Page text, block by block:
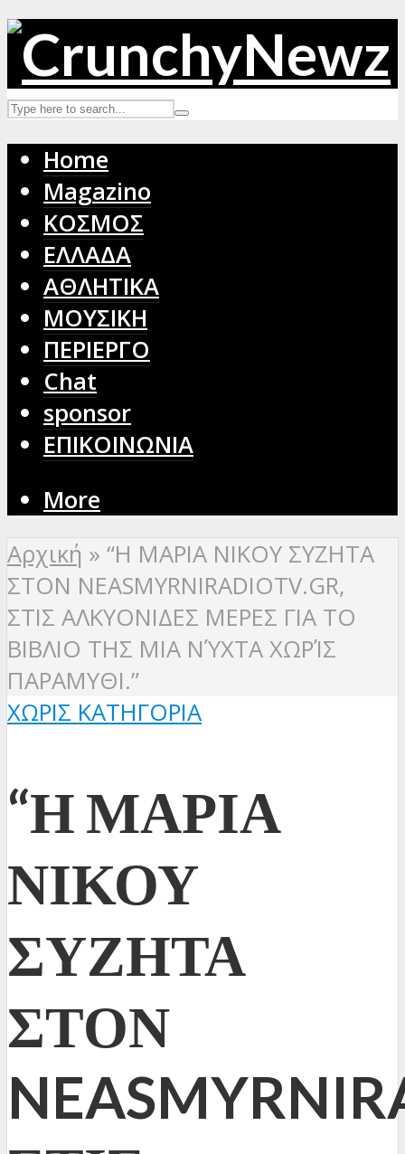
Home
Magazino
ΚΟΣΜΟΣ
ΕΛΛΑΔΑ
ΑΘΛΗΤΙΚΑ
ΜΟΥΣΙΚΗ
ΠΕΡΙΕΡΓΟ
Chat
sponsor
ΕΠΙΚΟΙΝΩΝΙΑ
More
Αρχική » “Η ΜΑΡΙΑ ΝΙΚΟΥ ΣΥΖΗΤΑ
ΣΤΟΝ NEASMYRNIRADIOTV.GR,
ΣΤΙΣ ΑΛΚΥΟΝΙΔΕΣ ΜΕΡΕΣ ΓΙΑ ΤΟ
ΒΙΒΛΙΟ ΤΗΣ ΜΙΑ ΝΎΧΤΑ ΧΩΡΊΣ
ΠΑΡΑΜΥΘΙ.”
ΧΩΡΊΣ ΚΑΤΗΓΟΡΊΑ
“Η ΜΑΡΙΑ
ΝΙΚΟΥ
ΣΥΖΗΤΑ
ΣΤΟΝ